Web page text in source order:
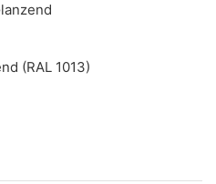
(RAL 1013)